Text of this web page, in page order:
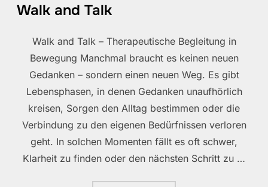
Walk and Talk
Walk and Talk – Therapeutische Begleitung in
Bewegung Manchmal braucht es keinen neuen
Gedanken – sondern einen neuen Weg. Es gibt
Lebensphasen, in denen Gedanken unaufhörlich
kreisen, Sorgen den Alltag bestimmen oder die
Verbindung zu den eigenen Bedürfnissen verloren
geht. In solchen Momenten fällt es oft schwer,
Klarheit zu finden oder den nächsten Schritt zu …